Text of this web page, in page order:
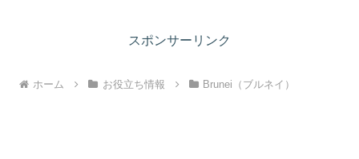
スポンサーリンク
ホーム お役立ち情報 Brunei（ブルネイ）